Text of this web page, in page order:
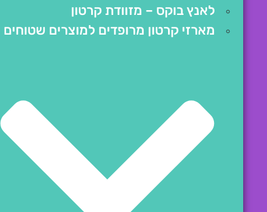
לאנץ בוקס – מזוודת קרטון
מארזי קרטון מרופדים למוצרים שטוחים